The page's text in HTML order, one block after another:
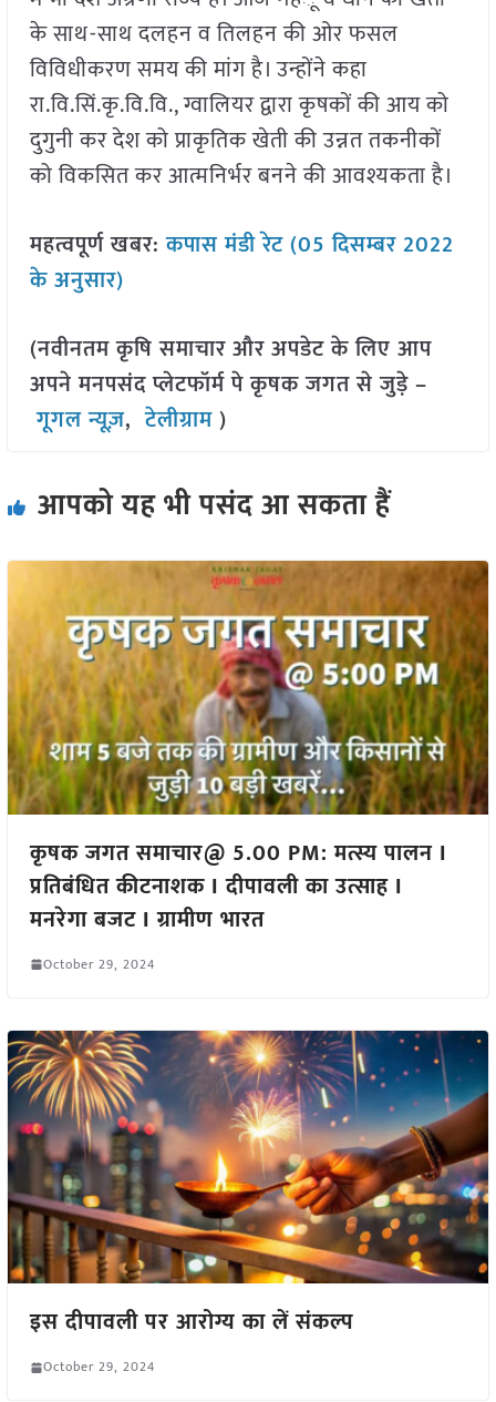
के साथ-साथ दलहन व तिलहन की ओर फसल
विविधीकरण समय की मांग है। उन्होंने कहा
रा.वि.सिं.कृ.वि.वि., ग्वालियर द्वारा कृषकों की आय को
दुगुनी कर देश को प्राकृतिक खेती की उन्नत तकनीकों
को विकसित कर आत्मनिर्भर बनने की आवश्यकता है।
महत्वपूर्ण खबर:कपास मंडी रेट (05 दिसम्बर 2022
के अनुसार)
(नवीनतम कृषि समाचार और अपडेट के लिए आप
अपने मनपसंद प्लेटफॉर्म पे कृषक जगत से जुड़े –
गूगल न्यूज़,टेलीग्राम )
आपको यह भी पसंद आ सकता हैं
कृषक जगत समाचार@ 5.00 PM: मत्स्य पालन I
प्रतिबंधित कीटनाशक I दीपावली का उत्साह I
मनरेगा बजट I ग्रामीण भारत
October 29, 2024
इस दीपावली पर आरोग्य का लें संकल्प
October 29, 2024